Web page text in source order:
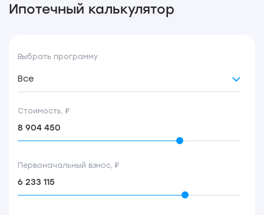
Ипотечный калькулятор
Выбрать программу
Все
Стоимость, ₽
Первоначальный взнос, ₽